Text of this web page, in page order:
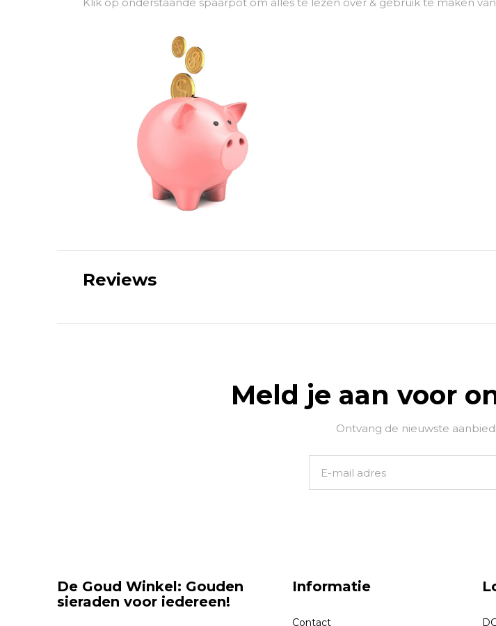
Reviews
Meld je aan voor
Ontvang de nieuwste
De Goud Winkel: Gouden
sieraden voor iedereen!
Informatie
Contact